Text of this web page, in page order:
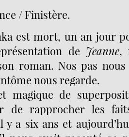
/ Finistère.
est mort, un an jour
de Jeanne,
roman. Nos pas
nous regarde.
magique de
de rapprocher les
y a six ans et